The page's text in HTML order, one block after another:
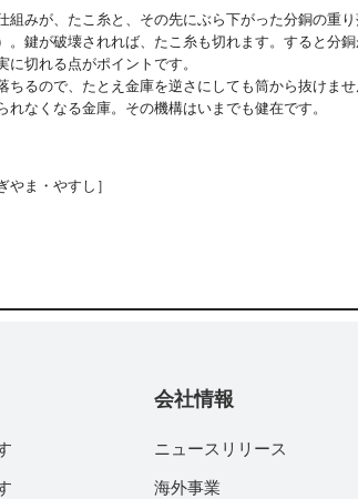
みが、たこ糸と、その先にぶら下がった分銅の重
。鍵が破壊されれば、たこ糸も切れます。すると分
切れる点がポイントです。
ちるので、たとえ金庫を逆さにしても筒から抜けま
なくなる金庫。その機構はいまでも健在です。
ま・やすし］
会社情報
ニュースリリース
海外事業